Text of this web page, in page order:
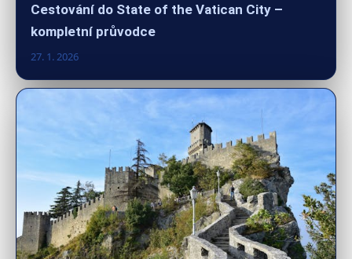
Cestování do State of the Vatican City –
kompletní průvodce
27. 1. 2026